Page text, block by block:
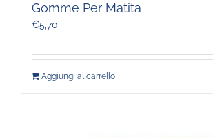
Gomme Per Matita
€5,70
Aggiungi al carrello